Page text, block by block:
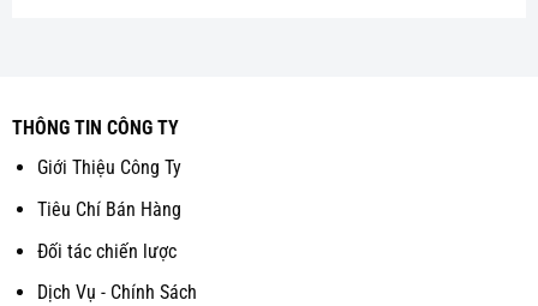
THÔNG TIN CÔNG TY
Giới Thiệu Công Ty
Tiêu Chí Bán Hàng
Đối tác chiến lược
Dịch Vụ - Chính Sách